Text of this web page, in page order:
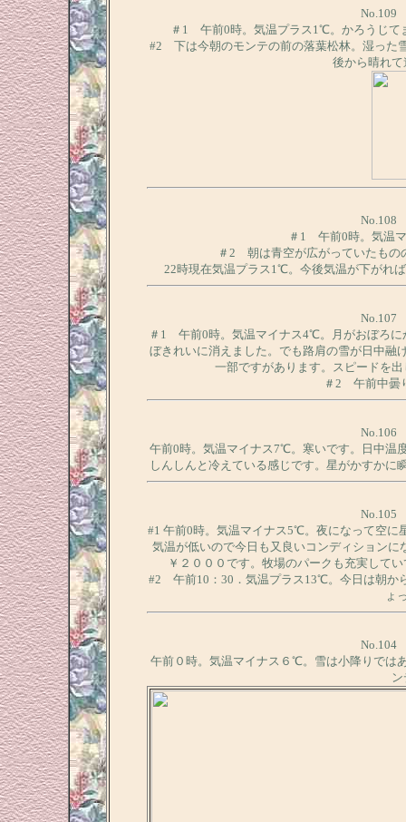
No.109
＃1 午前0時。気温プラス1℃。かろうじて
#2 下は今朝のモンテの前の落葉松林。湿った
後から晴れ
No.108
＃1 午前0時。気温
＃2 朝は青空が広がっていたもの
22時現在気温プラス1℃。今後気温が下がれ
No.107
＃1 午前0時。気温マイナス4℃。月がおぼろに
ぼきれいに消えました。でも路肩の雪が日中融
一部ですがあります。スピードを
＃2 午前中曇
No.106
午前0時。気温マイナス7℃。寒いです。日中温
しんしんと冷えている感じです。星がかすか
No.105
#1 午前0時。気温マイナス5℃。夜になって空に
気温が低いので今日も又良いコンディション
￥２０００です。牧場のパークも充実して
#2 午前10：30．気温プラス13℃。今日は朝か
ょ
No.104
午前０時。気温マイナス６℃。雪は小降りでは